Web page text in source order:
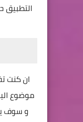
ان كنت
موضوع
و سوف